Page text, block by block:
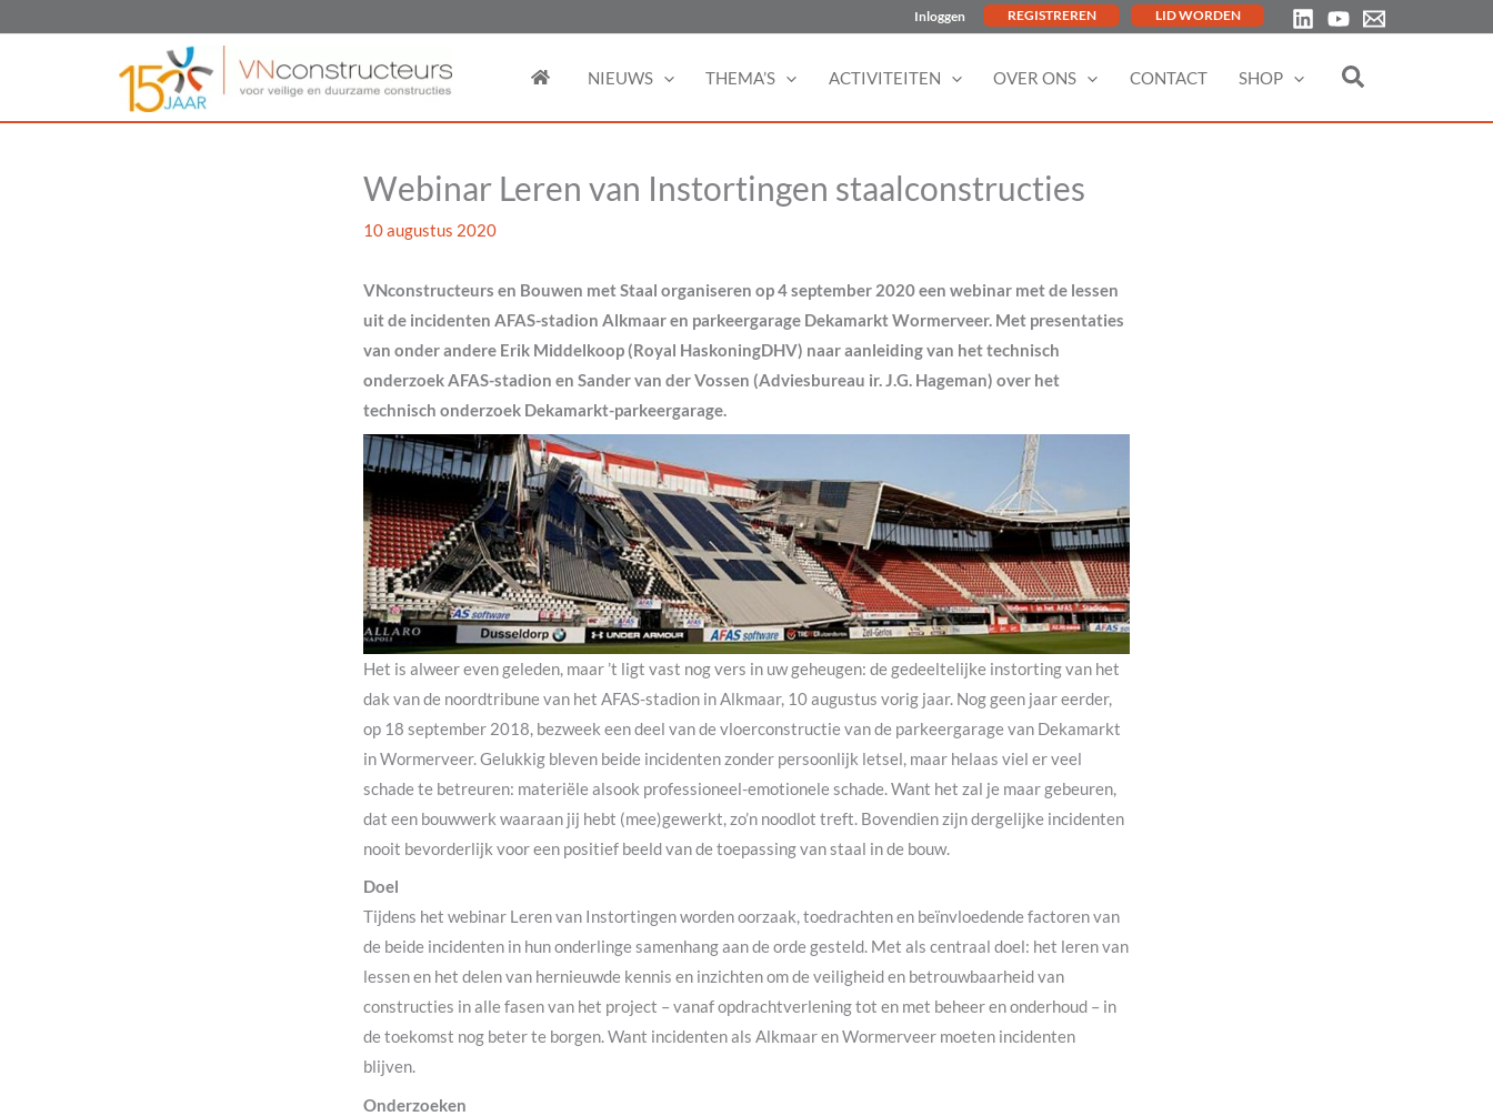
Inloggen REGISTREREN LID WORDEN
NIEUWS THEMA’S ACTIVITEITEN OVER ONS CONTACT SHOP
Webinar Leren van Instortingen staalconstructies
10 augustus 2020
VNconstructeurs en Bouwen met Staal organiseren op 4 september 2020 een webinar met de lessen
uit de incidenten AFAS-stadion Alkmaar en parkeergarage Dekamarkt Wormerveer. Met presentaties
van onder andere Erik Middelkoop (Royal HaskoningDHV) naar aanleiding van het technisch
onderzoek AFAS-stadion en Sander van der Vossen (Adviesbureau ir. J.G. Hageman) over het
technisch onderzoek Dekamarkt-parkeergarage.
Het is alweer even geleden, maar ’t ligt vast nog vers in uw geheugen: de gedeeltelijke instorting van het
dak van de noordtribune van het AFAS-stadion in Alkmaar, 10 augustus vorig jaar. Nog geen jaar eerder,
op 18 september 2018, bezweek een deel van de vloerconstructie van de parkeergarage van Dekamarkt
in Wormerveer. Gelukkig bleven beide incidenten zonder persoonlijk letsel, maar helaas viel er veel
schade te betreuren: materiële alsook professioneel-emotionele schade. Want het zal je maar gebeuren,
dat een bouwwerk waaraan jij hebt (mee)gewerkt, zo’n noodlot treft. Bovendien zijn dergelijke incidenten
nooit bevorderlijk voor een positief beeld van de toepassing van staal in de bouw.
Doel
Tijdens het webinar Leren van Instortingen worden oorzaak, toedrachten en beïnvloedende factoren van
de beide incidenten in hun onderlinge samenhang aan de orde gesteld. Met als centraal doel: het leren van
lessen en het delen van hernieuwde kennis en inzichten om de veiligheid en betrouwbaarheid van
constructies in alle fasen van het project – vanaf opdrachtverlening tot en met beheer en onderhoud – in
de toekomst nog beter te borgen. Want incidenten als Alkmaar en Wormerveer moeten incidenten
blijven.
Onderzoeken